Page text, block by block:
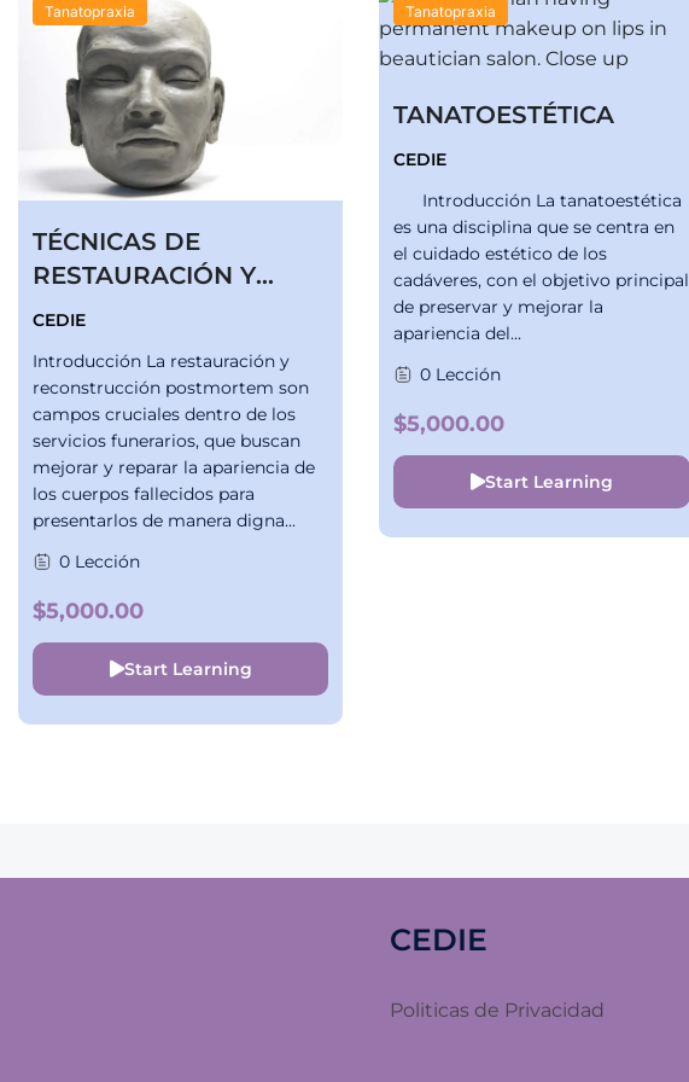
Tanatopraxia
TÉCNICAS DE
RESTAURACIÓN Y
RECONSTRUCCIÓN
CEDIE
Introducción La restauración y
reconstrucción postmortem son
campos cruciales dentro de los
servicios funerarios, que buscan
mejorar y reparar la apariencia de
los cuerpos fallecidos para
presentarlos de manera digna...
0 Lección
$5,000.00
Start Learning
Tanatopraxia
TANATOESTÉTICA
CEDIE
Introducción La tanatoestética
es una disciplina que se centra en
el cuidado estético de los
cadáveres, con el objetivo principal
de preservar y mejorar la
apariencia del...
0 Lección
$5,000.00
Start Learning
CEDIE
Politicas de Privacidad